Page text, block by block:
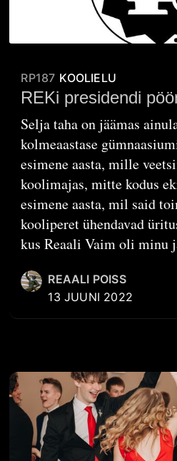
RP187 KOOLIELU
REKi presidendi
Selja taha on jäämas
kolmeaastase
esimene aasta, mille
koolimajas, mitte kodus
esimene aasta, mil said
kooliperet ühendavad
kus Reaali Vaim oli minu
REAALI POISS
13 JUUNI 2022